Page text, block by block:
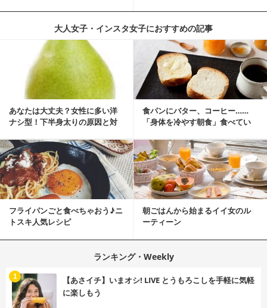
大人女子・インスタ女子におすすめの記事
あなたは大丈夫？女性に多い洋
ナシ型！下半身太りの原因と対
食パンにバター、コーヒー……
「身体を冷やす朝食」食べてい
フライパンごと食べちゃおう♪ニ
トスキ人気レシピ
朝ごはんから始まるイイ女のル
ーティーン
ランキング・Weekly
【あさイチ】いまオシ! LIVE とうもろこしを手軽に気軽
に楽しもう
1